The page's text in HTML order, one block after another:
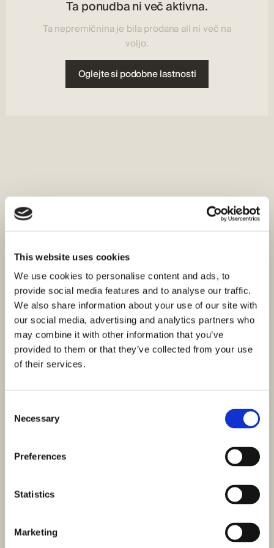
This website uses cookies
We use cookies to personalise content and ads, to
provide social media features and to analyse our traffic.
We also share information about your use of our site with
our social media, advertising and analytics partners who
may combine it with other information that you’ve
provided to them or that they’ve collected from your use
of their services.
Selection
Necessary
Preferences
Statistics
Marketing
Ta ponudba ni več aktivna.
Ta nepremičnina je bila prodana ali ni več na
voljo.
Oglejte si podobne lastnosti